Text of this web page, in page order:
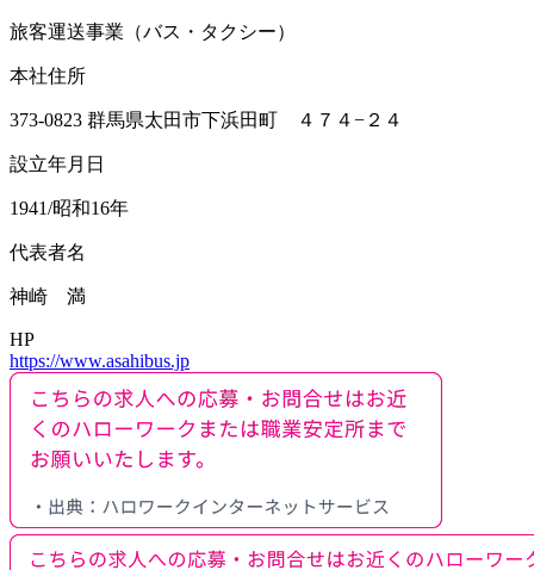
旅客運送事業（バス・タクシー）
本社住所
373-0823 群馬県太田市下浜田町 ４７４−２４
設立年月日
1941/昭和16年
代表者名
神崎 満
HP
https://www.asahibus.jp